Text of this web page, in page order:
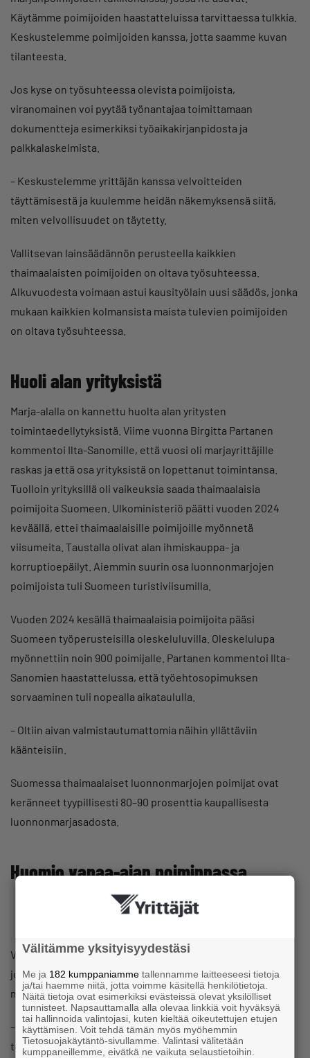
Käytämme poimijoiden haastatteluissa tarvittaessa tulkkia.
Keskustelemme poimijoiden kanssa, jotta saamme kuvan
tilanteesta.
Jos kyse on työsuhteessa olevista poimijoista,
viranomainen voi pyytää työnantajaa toimittamaan
dokumentteja esimerkiksi työaikakirjanpidosta ja
palkkalaskelmista.
– Keskustelemme yrittäjän kanssa velvoitteiden
täyttämisestä ja kuulemme heidän näkemyksensä siitä,
miten velvollisuudet on täytetty.
Vallitsevan lainsäädännön perusteella kaikkien
thaimaalaisten poimijoiden on oltava työsuhteessa.
Alkuvuodesta voimaan astui kausityölain uusi säädös, jonka
mukaan kaikkien kolmansista maista tulevien poimijoiden
on oltava työsuhteessa.
Huoli alan yrityksistä
Marja-alalla on kannettu huolta alan yritysten
toimintaedellytyksistä. Viime vuonna Birgitta Partanen
kommentoi Ilta-Sanomille, että vuosi oli marjayrittäjille
raskas ja että osa yrityksistä on lopettanut toimintansa.
Tuolloin yrityksillä oli vaikeuksia saada thaimaalaisia
poimijoita Suomeen. Ulkoministeriö päätti vuoden 2024
keväällä, ettei thaimaalaisille poimijoille myönnetä
viisumeita. Taustalla olivat alan ihmiskauppa- ja
korruptioepäilyt. Aiemmin suurin osa luonnonmarjojen
poimijoista tuli Suomeen turistiviisumilla.
Vuoden 2024 kesällä thaimaalaisia poimijoita pääsi
Suomeen työperusteisilla oleskeluluvilla. Oleskelulupa
myönnettiin noin 900 poimijalle. Partanen kommentoi Ilta-
Sanomien haastattelussa, että työehtosopimuksen
sorvaaminen tuli nopealla aikataululla.
– Oltiin aivan valmistautumattomia näihin yllättäviin
käänteisiin.
Suomessa thaimaalaiset luonnonmarjojen poimijat ovat
keränneet tyypillisesti 80–90 prosenttia kaupallisesta
luonnonmarjasadosta.
Huomio vapaa-ajan poiminnassa
Viranomaiset pitävät mahdollisena, että tarkastuksissa
joudutaan puuttumaan työajan ulkopuolella tapahtuvaan
marjanpoimintaan.
– Näissä tilanteissa arvioidaan, onko vapaa-ajalla
tehtävässä poiminnassa kyse työsuhteesta vai
Välitämme yksityisyydestäsi
Me ja 182 kumppaniamme tallennamme laitteeseesi tietoja
ja/tai haemme niitä, jotta voimme käsitellä henkilötietoja.
Näitä tietoja ovat esimerkiksi evästeissä olevat yksilölliset
tunnisteet. Napsauttamalla alla olevaa linkkiä voit hyväksyä
tai hallinnoida valintojasi, kuten kieltää oikeutettujen etujen
käyttämisen. Voit tehdä tämän myös myöhemmin
Tietosuojakäytäntö-sivullamme. Valintasi välitetään
kumppaneillemme, eivätkä ne vaikuta selaustietoihin.